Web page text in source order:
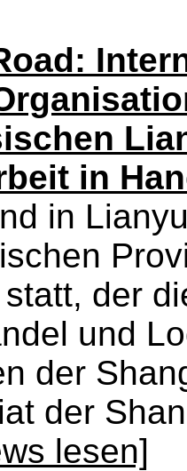
in
in
der
und
der
der
lesen]